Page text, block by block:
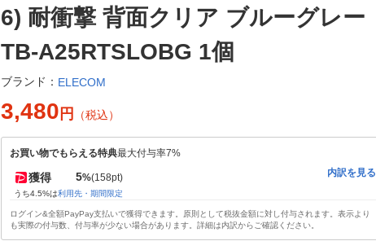
6) 耐衝撃 背面クリア ブルーグレー
TB-A25RTSLOBG 1個
ブランド： ELECOM
3,480 円 （税込）
お買い物でもらえる特典最大付与率7%
獲得 5%(158pt)
うち4.5%は利用先・期間限定
内訳を見る
ログイン&全額PayPay支払いで獲得できます。原則として税抜金額に対し付与されます。表示より
も実際の付与数、付与率が少ない場合があります。詳細は内訳からご確認ください。